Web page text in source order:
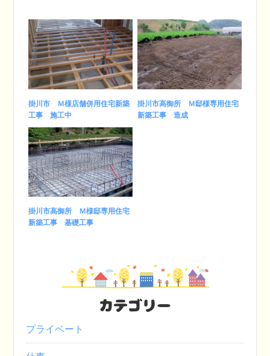
掛川市 Ｍ様店舗併用住宅新築
工事 施工中
掛川市高御所 Ｍ邸様専用住宅
新築工事 造成
掛川市高御所 Ｍ様邸専用住宅
新築工事 基礎工事
カテゴリー
プライベート